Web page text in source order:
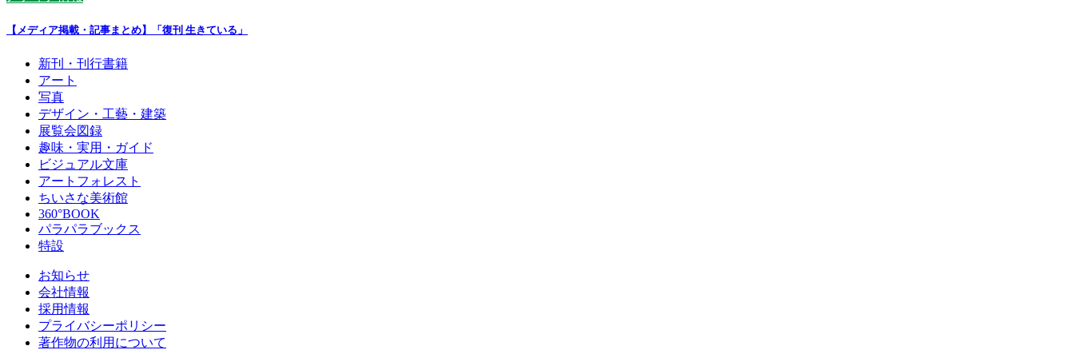
【メディア掲載・記事まとめ】「復刊 生きている」
新刊・刊行書籍
アート
写真
デザイン・工藝・建築
展覧会図録
趣味・実用・ガイド
ビジュアル文庫
アートフォレスト
ちいさな美術館
360°BOOK
パラパラブックス
特設
お知らせ
会社情報
採用情報
プライバシーポリシー
著作物の利用について